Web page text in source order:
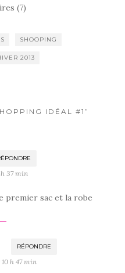
(7)
SHOOPING
2013
IDÉAL #1”
h 37 min
premier sac et la robe
RÉPONDRE
h 47 min